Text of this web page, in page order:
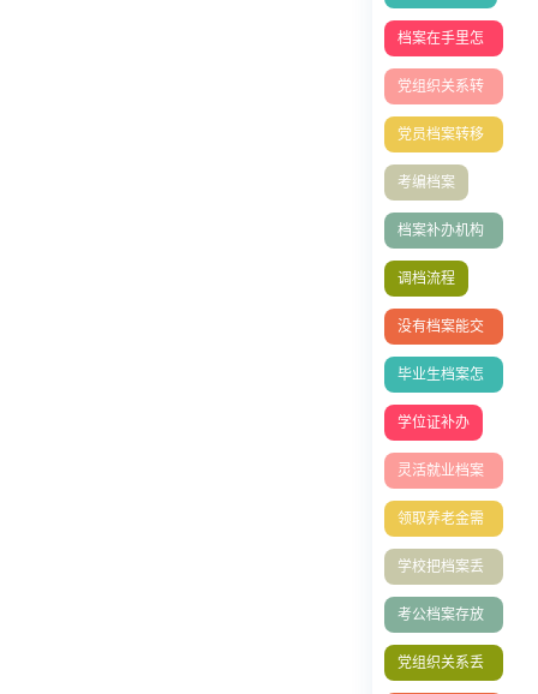
档案在手里怎
么存档人才中
心
党组织关系转
接
党员档案转移
流程
考编档案
档案补办机构
有哪些
调档流程
没有档案能交
社保吗
毕业生档案怎
么放到人才市
场
学位证补办
灵活就业档案
的处理方式
领取养老金需
要档案吗
学校把档案丢
了怎么办理
考公档案存放
单位填写指南
党组织关系丢